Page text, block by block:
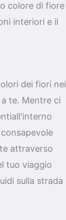
colore di fiore
interiori e il
dei fiori nei
te. Mentre ci
attraverso
tuo viaggio
sulla strada